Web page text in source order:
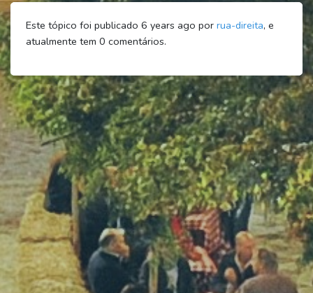
Este tópico foi publicado 6 years ago por rua-direita, e
atualmente tem 0 comentários.